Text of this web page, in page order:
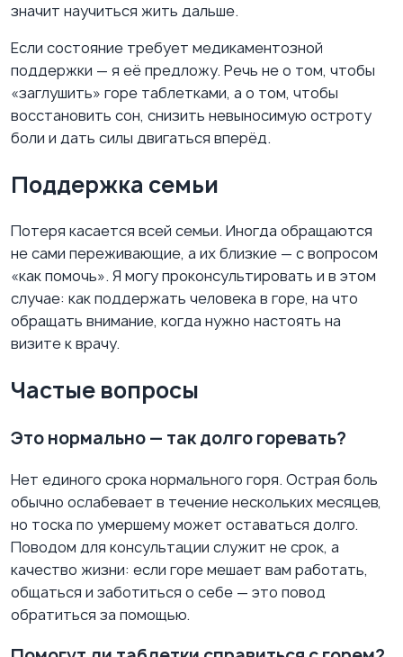
значит научиться жить дальше.
Если состояние требует медикаментозной
поддержки — я её предложу. Речь не о том, чтобы
«заглушить» горе таблетками, а о том, чтобы
восстановить сон, снизить невыносимую остроту
боли и дать силы двигаться вперёд.
Поддержка семьи
Потеря касается всей семьи. Иногда обращаются
не сами переживающие, а их близкие — с вопросом
«как помочь». Я могу проконсультировать и в этом
случае: как поддержать человека в горе, на что
обращать внимание, когда нужно настоять на
визите к врачу.
Частые вопросы
Это нормально — так долго горевать?
Нет единого срока нормального горя. Острая боль
обычно ослабевает в течение нескольких месяцев,
но тоска по умершему может оставаться долго.
Поводом для консультации служит не срок, а
качество жизни: если горе мешает вам работать,
общаться и заботиться о себе — это повод
обратиться за помощью.